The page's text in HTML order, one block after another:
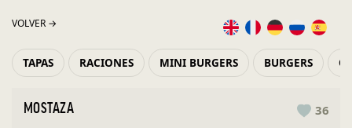
VOLVER →
TAPAS RACIONES MINI BURGERS BURGERS
MOSTAZA 36